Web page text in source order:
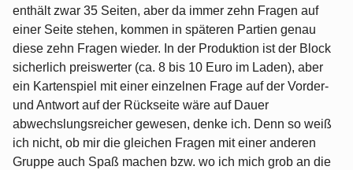
enthält zwar 35 Seiten, aber da immer zehn Fragen auf
einer Seite stehen, kommen in späteren Partien genau
diese zehn Fragen wieder. In der Produktion ist der Block
sicherlich preiswerter (ca. 8 bis 10 Euro im Laden), aber
ein Kartenspiel mit einer einzelnen Frage auf der Vorder-
und Antwort auf der Rückseite wäre auf Dauer
abwechslungsreicher gewesen, denke ich. Denn so weiß
ich nicht, ob mir die gleichen Fragen mit einer anderen
Gruppe auch Spaß machen bzw. wo ich mich grob an die